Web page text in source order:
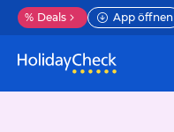
% Deals App öffnen